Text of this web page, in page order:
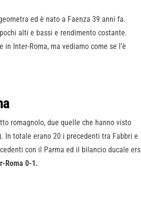
ed è nato a Faenza 39 anni fa.
alti e bassi e rendimento costante.
in Inter-Roma, ma vediamo come se l’è
romagnolo, due quelle che hanno visto
In totale erano 20 i precedenti tra Fabbri e
con il Parma ed il bilancio ducale ers
Roma 0-1.